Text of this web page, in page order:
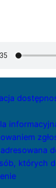
których